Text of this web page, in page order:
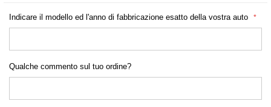
Indicare il modello ed l'anno di fabbricazione esatto della vostra auto
Qualche commento sul tuo ordine?